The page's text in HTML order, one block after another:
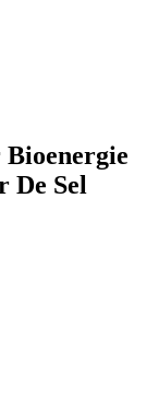
Bioenergie
De Sel